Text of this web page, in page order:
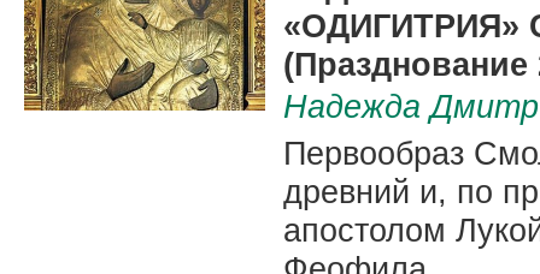
(Празднование
Надежда
Первообраз
древний и, по
апостолом